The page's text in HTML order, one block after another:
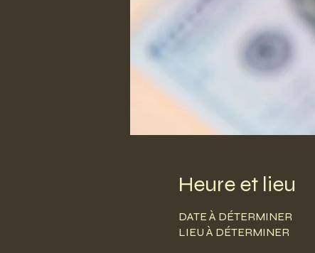
Heure et lieu
DATE À DÉTERMINER
LIEU À DÉTERMINER